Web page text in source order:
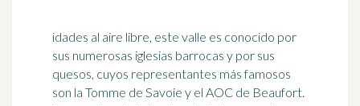
idades al aire libre, este valle es conocido por
sus numerosas iglesias barrocas y por sus
quesos, cuyos representantes más famosos
son la Tomme de Savoie y el AOC de Beaufort.